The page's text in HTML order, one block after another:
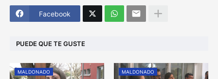
Facebook
PUEDE QUE TE GUSTE
MALDONADO MALDONADO